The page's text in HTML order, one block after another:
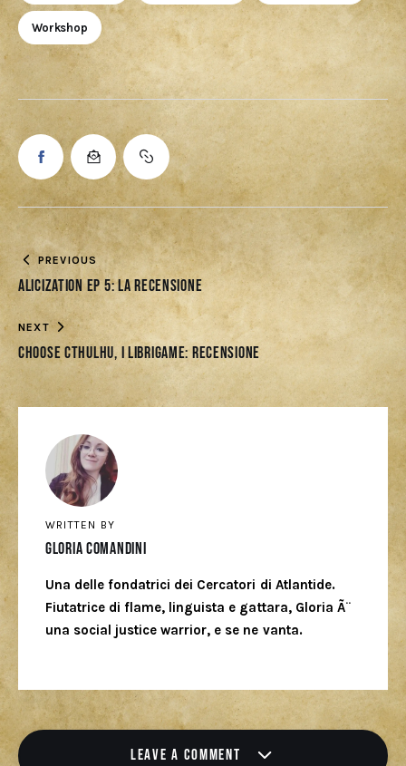
Workshop
PREVIOUS
Alicization ep 5: La recensione
NEXT
Choose Cthulhu, i librigame: Recensione
WRITTEN BY
Gloria Comandini
Una delle fondatrici dei Cercatori di Atlantide.
Fiutatrice di flame, linguista e gattara, Gloria Ã¨
una social justice warrior, e se ne vanta.
LEAVE A COMMENT